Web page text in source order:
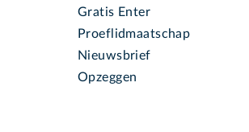
Gratis Enter
Proeflidmaatschap
Nieuwsbrief
Opzeggen